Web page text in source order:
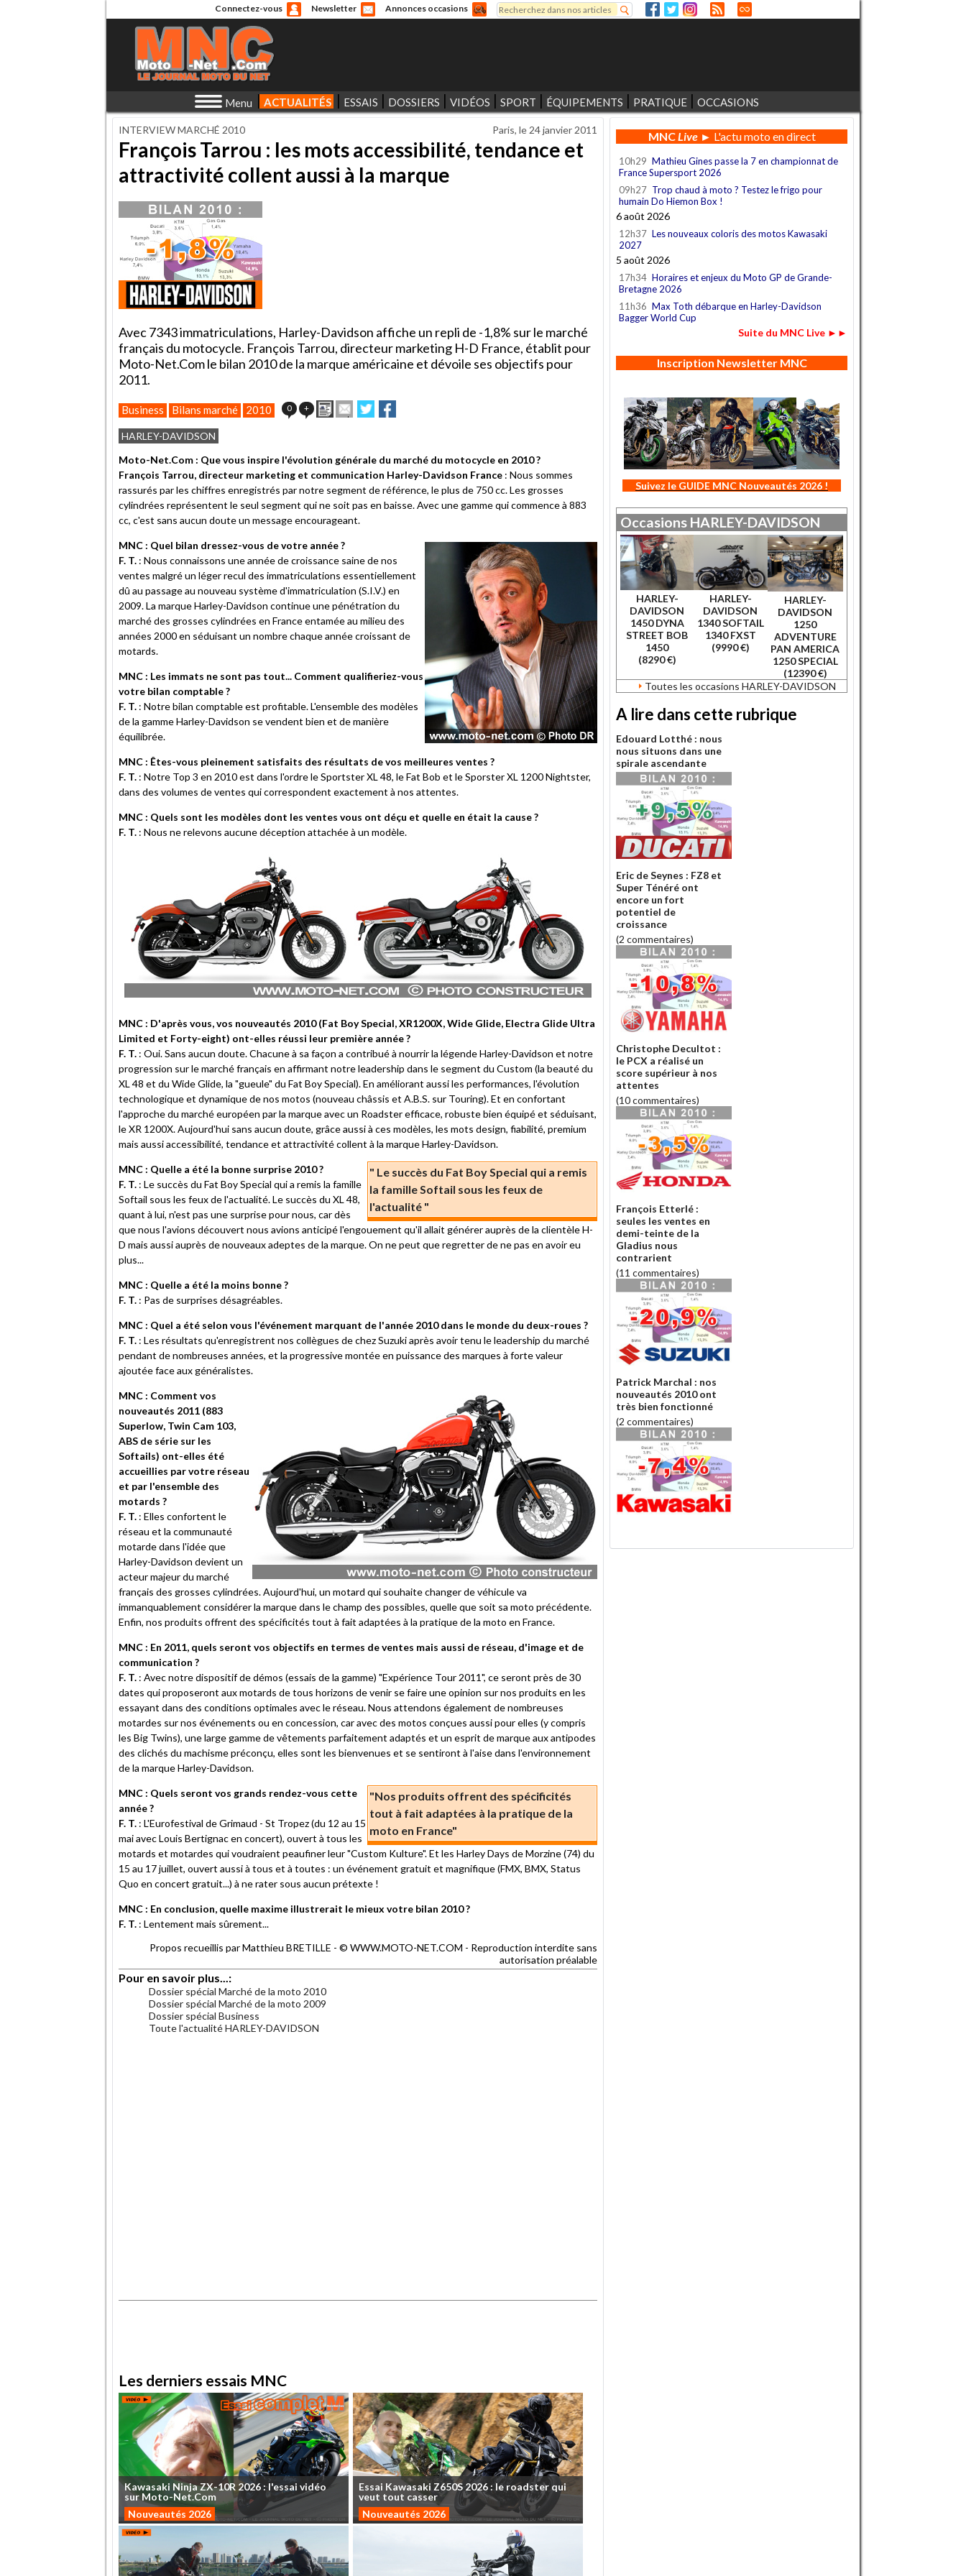
Connectez-vous Newsletter Annonces occasions
Formulaire de recherche
Rechercher
Menu ACTUALITÉS ESSAIS DOSSIERS VIDÉOS SPORT ÉQUIPEMENTS PRATIQUE OCCASIONS
INTERVIEW MARCHÉ 2010 Paris, le 24 janvier 2011
François Tarrou : les mots accessibilité, tendance et
attractivité collent aussi à la marque
Avec 7343 immatriculations, Harley-Davidson affiche un repli de -1,8% sur le marché
français du motocycle. François Tarrou, directeur marketing H-D France, établit pour
Moto-Net.Com le bilan 2010 de la marque américaine et dévoile ses objectifs pour
2011.
Business Bilans marché 2010 0 + ImprimerEnvoyer
cet
un
ami
Partager
sur
sur
HARLEY-DAVIDSON
Moto-Net.Com : Que vous inspire l'évolution générale du marché du motocycle en 2010 ?
François Tarrou, directeur marketing et communication Harley-Davidson France : Nous sommes
rassurés par les chiffres enregistrés par notre segment de référence, le plus de 750 cc. Les grosses
cylindrées représentent le seul segment qui ne soit pas en baisse. Avec une gamme qui commence à 883
cc, c'est sans aucun doute un message encourageant.
MNC : Quel bilan dressez-vous de votre année ?
F. T. : Nous connaissons une année de croissance saine de nos
ventes malgré un léger recul des immatriculations essentiellement
dû au passage au nouveau système d'immatriculation (S.I.V.) en
2009. La marque Harley-Davidson continue une pénétration du
marché des grosses cylindrées en France entamée au milieu des
années 2000 en séduisant un nombre chaque année croissant de
motards.
MNC : Les immats ne sont pas tout... Comment qualifieriez-vous
votre bilan comptable ?
F. T. : Notre bilan comptable est profitable. L'ensemble des modèles
de la gamme Harley-Davidson se vendent bien et de manière
équilibrée.
MNC : Êtes-vous pleinement satisfaits des résultats de vos meilleures ventes ?
F. T. : Notre Top 3 en 2010 est dans l'ordre le Sportster XL 48, le Fat Bob et le Sporster XL 1200 Nightster,
dans des volumes de ventes qui correspondent exactement à nos attentes.
MNC : Quels sont les modèles dont les ventes vous ont déçu et quelle en était la cause ?
F. T. : Nous ne relevons aucune déception attachée à un modèle.
MNC : D'après vous, vos nouveautés 2010 (Fat Boy Special, XR1200X, Wide Glide, Electra Glide Ultra
Limited et Forty-eight) ont-elles réussi leur première année ?
F. T. : Oui. Sans aucun doute. Chacune à sa façon a contribué à nourrir la légende Harley-Davidson et notre
progression sur le marché français en affirmant notre leadership dans le segment du Custom (la beauté du
XL 48 et du Wide Glide, la "gueule" du Fat Boy Special). En améliorant aussi les performances, l'évolution
technologique et dynamique de nos motos (nouveau châssis et A.B.S. sur Touring). Et en confortant
l'approche du marché européen par la marque avec un Roadster efficace, robuste bien équipé et séduisant,
le XR 1200X. Aujourd'hui sans aucun doute, grâce aussi à ces modèles, les mots design, fiabilité, premium
mais aussi accessibilité, tendance et attractivité collent à la marque Harley-Davidson.
" Le succès du Fat Boy Special qui a remis
la famille Softail sous les feux de
l'actualité "
MNC : Quelle a été la bonne surprise 2010 ?
F. T. : Le succès du Fat Boy Special qui a remis la famille
Softail sous les feux de l'actualité. Le succès du XL 48,
quant à lui, n'est pas une surprise pour nous, car dès
que nous l'avions découvert nous avions anticipé l'engouement qu'il allait générer auprès de la clientèle H-
D mais aussi auprès de nouveaux adeptes de la marque. On ne peut que regretter de ne pas en avoir eu
plus...
MNC : Quelle a été la moins bonne ?
F. T. : Pas de surprises désagréables.
MNC : Quel a été selon vous l'événement marquant de l'année 2010 dans le monde du deux-roues ?
F. T. : Les résultats qu'enregistrent nos collègues de chez Suzuki après avoir tenu le leadership du marché
pendant de nombreuses années, et la progressive montée en puissance des marques à forte valeur
ajoutée face aux généralistes.
MNC : Comment vos
nouveautés 2011 (883
Superlow, Twin Cam 103,
ABS de série sur les
Softails) ont-elles été
accueillies par votre réseau
et par l'ensemble des
motards ?
F. T. : Elles confortent le
réseau et la communauté
motarde dans l'idée que
Harley-Davidson devient un
acteur majeur du marché
français des grosses cylindrées. Aujourd'hui, un motard qui souhaite changer de véhicule va
immanquablement considérer la marque dans le champ des possibles, quelle que soit sa moto précédente.
Enfin, nos produits offrent des spécificités tout à fait adaptées à la pratique de la moto en France.
MNC : En 2011, quels seront vos objectifs en termes de ventes mais aussi de réseau, d'image et de
communication ?
F. T. : Avec notre dispositif de démos (essais de la gamme) "Expérience Tour 2011", ce seront près de 30
dates qui proposeront aux motards de tous horizons de venir se faire une opinion sur nos produits en les
essayant dans des conditions optimales avec le réseau. Nous attendons également de nombreuses
motardes sur nos événements ou en concession, car avec des motos conçues aussi pour elles (y compris
les Big Twins), une large gamme de vêtements parfaitement adaptés et un esprit de marque aux antipodes
des clichés du machisme préconçu, elles sont les bienvenues et se sentiront à l'aise dans l'environnement
de la marque Harley-Davidson.
"Nos produits offrent des spécificités
tout à fait adaptées à la pratique de la
moto en France"
MNC : Quels seront vos grands rendez-vous cette
année ?
F. T. : L'Eurofestival de Grimaud - St Tropez (du 12 au 15
mai avec Louis Bertignac en concert), ouvert à tous les
motards et motardes qui voudraient peaufiner leur "Custom Kulture". Et les Harley Days de Morzine (74) du
15 au 17 juillet, ouvert aussi à tous et à toutes : un événement gratuit et magnifique (FMX, BMX, Status
Quo en concert gratuit...) à ne rater sous aucun prétexte !
MNC : En conclusion, quelle maxime illustrerait le mieux votre bilan 2010 ?
F. T. : Lentement mais sûrement...
Propos recueillis par Matthieu BRETILLE - © WWW.MOTO-NET.COM - Reproduction interdite sans
autorisation préalable
Pour en savoir plus...:
Dossier spécial Marché de la moto 2010
Dossier spécial Marché de la moto 2009
Dossier spécial Business
Toute l'actualité HARLEY-DAVIDSON
Les derniers essais MNC
Kawasaki NinjaZX-10R 2026 : l'essai vidéo
sur Moto-Net.Com
Nouveautés 2026
Essai Kawasaki Z650S2026: le roadster qui
veut tout casser
Nouveautés 2026
MNCLive► L'actu moto en direct
10h29 Mathieu Gines passe la 7 en championnat de
France Supersport 2026
09h27 Trop chaud à moto ? Testez le frigo pour
humain Do Hiemon Box !
6 août 2026
12h37 Les nouveaux coloris des motos Kawasaki
2027
5 août 2026
17h34 Horaires et enjeux du Moto GP de Grande-
Bretagne 2026
11h36 Max Toth débarque en Harley-Davidson
Bagger World Cup
Suite du MNC Live ►►
Inscription Newsletter MNC
Suivez le GUIDE MNC Nouveautés 2026 !
Occasions HARLEY-DAVIDSON
HARLEY-
DAVIDSON
1450 DYNA
STREET BOB
1450
(8290 €)
HARLEY-
DAVIDSON
1340 SOFTAIL
1340 FXST
(9990 €)
HARLEY-
DAVIDSON
1250
ADVENTURE
PAN AMERICA
1250 SPECIAL
(12390 €)
Toutes les occasions HARLEY-DAVIDSON
A lire dans cette rubrique
Edouard Lotthé : nous
nous situons dans une
spirale ascendante
Eric de Seynes : FZ8 et
Super Ténéré ont
encore un fort
potentiel de
croissance
(2 commentaires)
Christophe Decultot :
le PCX a réalisé un
score supérieur à nos
attentes
(10 commentaires)
François Etterlé :
seules les ventes en
demi-teinte de la
Gladius nous
contrarient
(11 commentaires)
Patrick Marchal : nos
nouveautés 2010 ont
très bien fonctionné
(2 commentaires)